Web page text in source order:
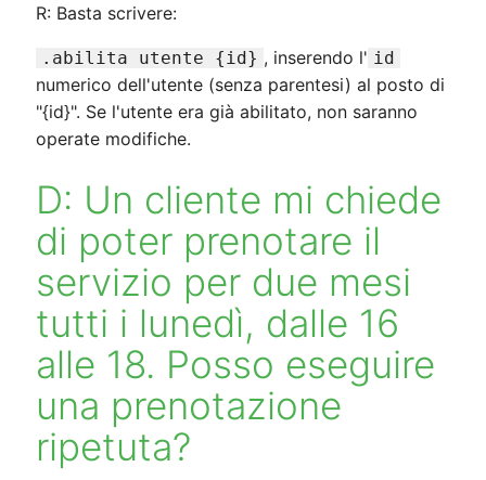
R: Basta scrivere:
.abilita utente {id} , inserendo l' id
numerico dell'utente (senza parentesi) al posto di
"{id}". Se l'utente era già abilitato, non saranno
operate modifiche.
D: Un cliente mi chiede
di poter prenotare il
servizio per due mesi
tutti i lunedì, dalle 16
alle 18. Posso eseguire
una prenotazione
ripetuta?